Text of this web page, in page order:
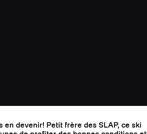
en devenir! Petit frère des SLAP, ce ski